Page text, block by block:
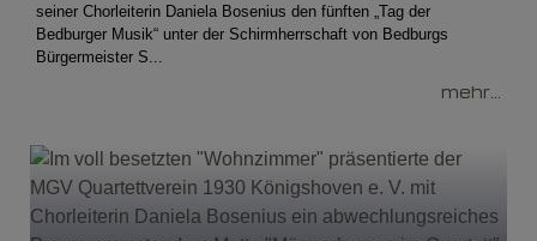
seiner Chorleiterin Daniela Bosenius den fünften „Tag der
Bedburger Musik“ unter der Schirmherrschaft von Bedburgs
Bürgermeister S...
mehr...